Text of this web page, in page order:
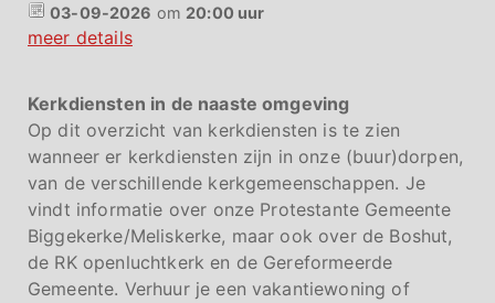
03-09-2026 om 20:00 uur
meer details
Kerkdiensten in de naaste omgeving
Op dit overzicht van kerkdiensten is te zien
wanneer er kerkdiensten zijn in onze (buur)dorpen,
van de verschillende kerkgemeenschappen. Je
vindt informatie over onze Protestante Gemeente
Biggekerke/Meliskerke, maar ook over de Boshut,
de RK openluchtkerk en de Gereformeerde
Gemeente. Verhuur je een vakantiewoning of